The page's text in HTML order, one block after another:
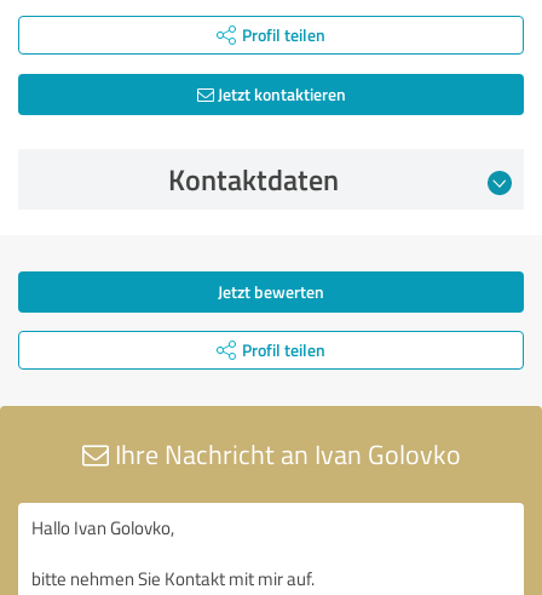
Profil teilen
Jetzt kontaktieren
Kontaktdaten
Jetzt bewerten
Profil teilen
Ihre Nachricht an Ivan Golovko